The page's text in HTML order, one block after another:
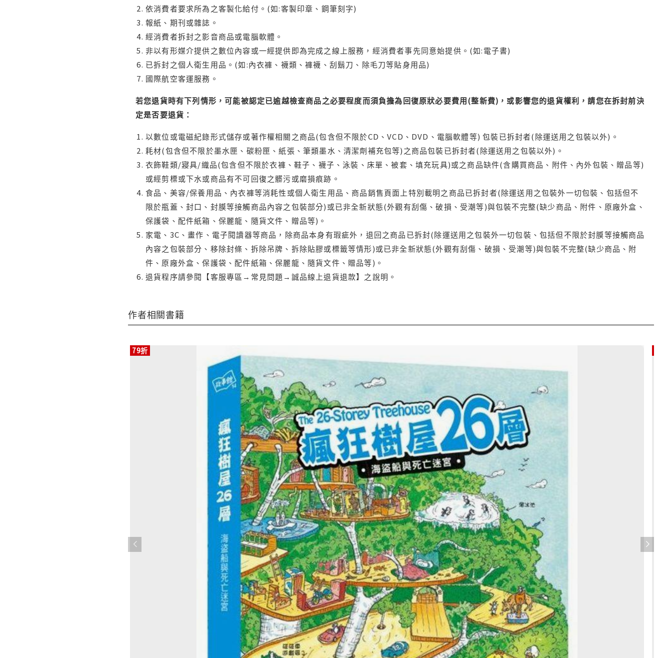
依消費者要求所為之客製化給付。(如:客製印章、鋼筆刻字)
報紙、期刊或雜誌。
經消費者拆封之影音商品或電腦軟體。
非以有形媒介提供之數位內容或一經提供即為完成之線上服務，經消費者事先同意始提供。(如:電子書)
已拆封之個人衛生用品。(如:內衣褲、襪類、褲襪、刮鬍刀、除毛刀等貼身用品)
國際航空客運服務。
若您退貨時有下列情形，可能被認定已逾越檢查商品之必要程度而須負擔為回復原狀必要費用(整新費)，或影響您的退貨權利，請您在拆封前決
定是否要退貨：
以數位或電磁紀錄形式儲存或著作權相關之商品(包含但不限於CD、VCD、DVD、電腦軟體等) 包裝已拆封者(除運送用之包裝以外)。
耗材(包含但不限於墨水匣、碳粉匣、紙張、筆類墨水、清潔劑補充包等)之商品包裝已拆封者(除運送用之包裝以外)。
衣飾鞋類/寢具/織品(包含但不限於衣褲、鞋子、襪子、泳裝、床單、被套、填充玩具)或之商品缺件(含購買商品、附件、內外包裝、贈品等)
或經剪標或下水或商品有不可回復之髒污或磨損痕跡。
食品、美容/保養用品、內衣褲等消耗性或個人衛生用品、商品銷售頁面上特別載明之商品已拆封者(除運送用之包裝外一切包裝、包括但不
限於瓶蓋、封口、封膜等接觸商品內容之包裝部分)或已非全新狀態(外觀有刮傷、破損、受潮等)與包裝不完整(缺少商品、附件、原廠外盒、
保護袋、配件紙箱、保麗龍、隨貨文件、贈品等)。
家電、3C、畫作、電子閱讀器等商品，除商品本身有瑕疵外，退回之商品已拆封(除運送用之包裝外一切包裝、包括但不限於封膜等接觸商品
內容之包裝部分、移除封條、拆除吊牌、拆除貼膠或標籤等情形)或已非全新狀態(外觀有刮傷、破損、受潮等)與包裝不完整(缺少商品、附
件、原廠外盒、保護袋、配件紙箱、保麗龍、隨貨文件、贈品等)。
退貨程序請參閱【客服專區→常見問題→誠品線上退貨退款】之說明。
作者相關書籍
79折